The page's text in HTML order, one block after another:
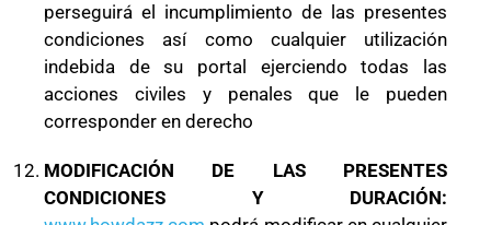
perseguirá el incumplimiento de las presentes
condiciones así como cualquier utilización
indebida de su portal ejerciendo todas las
acciones civiles y penales que le pueden
corresponder en derecho
MODIFICACIÓN DE LAS PRESENTES
CONDICIONES Y DURACIÓN: